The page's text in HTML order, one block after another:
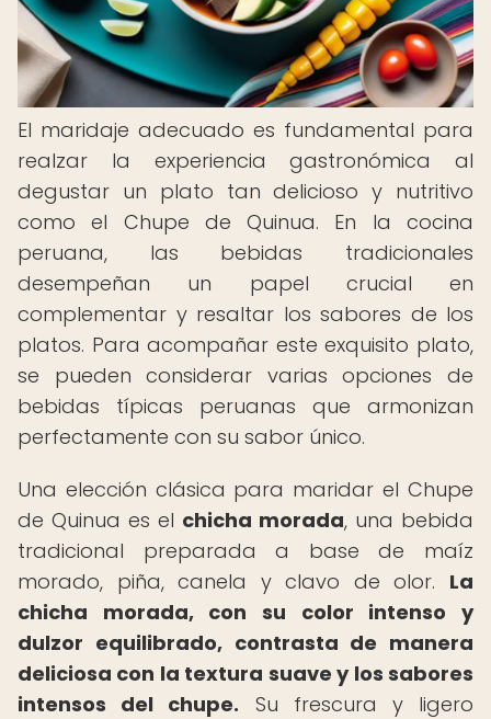
El maridaje adecuado es fundamental para
realzar la experiencia gastronómica al
degustar un plato tan delicioso y nutritivo
como el Chupe de Quinua. En la cocina
peruana, las bebidas tradicionales
desempeñan un papel crucial en
complementar y resaltar los sabores de los
platos. Para acompañar este exquisito plato,
se pueden considerar varias opciones de
bebidas típicas peruanas que armonizan
perfectamente con su sabor único.
Una elección clásica para maridar el Chupe
de Quinua es el chicha morada, una bebida
tradicional preparada a base de maíz
morado, piña, canela y clavo de olor. La
chicha morada, con su color intenso y
dulzor equilibrado, contrasta de manera
deliciosa con la textura suave y los sabores
intensos del chupe. Su frescura y ligero